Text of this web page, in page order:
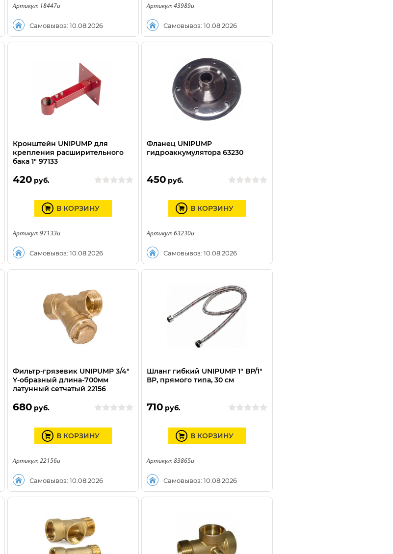
Самовывоз: 10.08.2026
Артикул: 18447u
Самовывоз: 10.08.2026
Артикул: 43989u
Кронштейн UNIPUMP для
крепления расширительного
бака 1" 97133
420 руб.
Самовывоз: 10.08.2026
В КОРЗИНУ
Артикул: 97133u
Фланец UNIPUMP
гидроаккумулятора 63230
450 руб.
Самовывоз: 10.08.2026
В КОРЗИНУ
Артикул: 63230u
Фильтр-грязевик UNIPUMP 3/4"
Y-образный длина-700мм
латунный сетчатый 22156
680 руб.
Самовывоз: 10.08.2026
В КОРЗИНУ
Артикул: 22156u
Шланг гибкий UNIPUMP 1" ВР/1"
ВР, прямого типа, 30 см
710 руб.
Самовывоз: 10.08.2026
В КОРЗИНУ
Артикул: 83865u